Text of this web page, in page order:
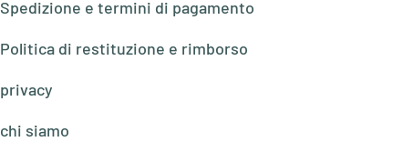
Spedizione e termini di pagamento
Politica di restituzione e rimborso
privacy
chi siamo